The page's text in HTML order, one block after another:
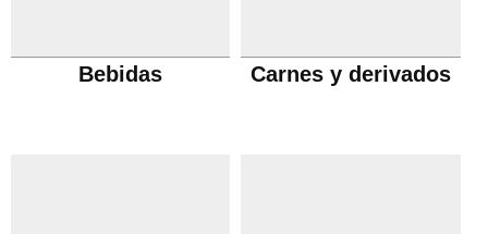
Bebidas Carnes y derivados